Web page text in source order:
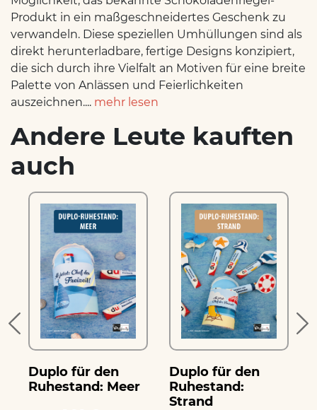
Produkt in ein maßgeschneidertes Geschenk zu
verwandeln. Diese speziellen Umhüllungen sind als
direkt herunterladbare, fertige Designs konzipiert,
die sich durch ihre Vielfalt an Motiven für eine breite
Palette von Anlässen und Feierlichkeiten
auszeichnen.... mehr lesen
Andere Leute kauften
auch
Duplo für den
Ruhestand: Meer
Duplo für den
Ruhestand:
Strand